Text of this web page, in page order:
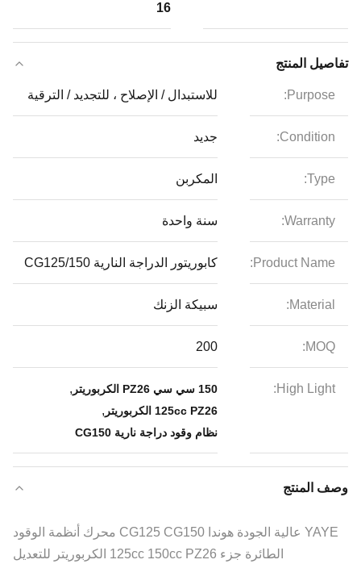
16
تفاصيل المنتج
Purpose: للاستبدال / الإصلاح ، للتجديد / الترقية
Condition: جديد
Type: المكربن
Warranty: سنة واحدة
Product Name: كابوريتور الدراجة النارية CG125/150
Material: سبيكة الزنك
MOQ:
200
High Light: 150 سي سي PZ26 الكربوريتر ,
125cc PZ26 الكربوريتر ,
نظام وقود دراجة نارية CG150
وصف المنتج
YAYE عالية الجودة هوندا CG125 CG150 محرك أنظمة الوقود
الطائرة جزء 125cc 150cc PZ26 الكربوريتر للتعديل